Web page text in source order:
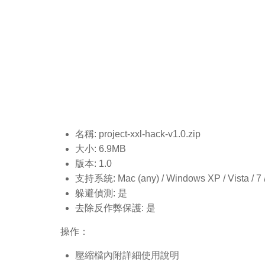
名稱: project-xxl-hack-v1.0.zip
大小: 6.9MB
版本: 1.0
支持系統: Mac (any) / Windows XP / Vista / 7
躲避偵測: 是
去除反作弊保護: 是
操作：
壓縮檔內附詳細使用說明